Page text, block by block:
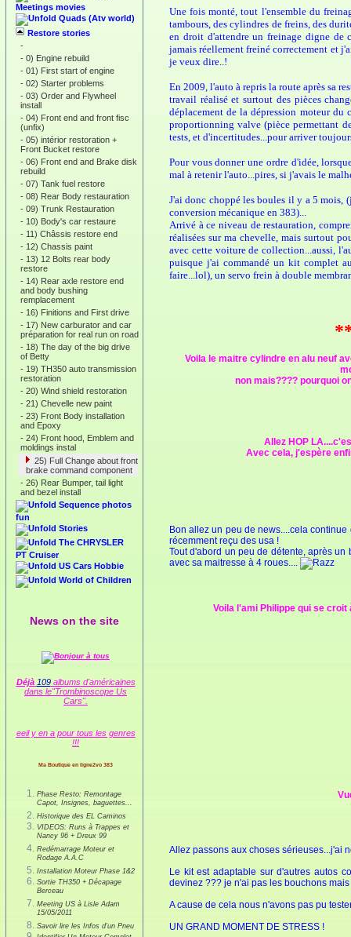
Meetings movies
Quads (Atv world)
Restore stories
-
- 0) Engine rebuild
- 01) First start of engine
- 02) Starter problems
- 03) Order and Flywheel
install
- 04) Front end and front fisc
(unfix)
- 05) intérior restoration +
Front Bucket restore
- 06) Front end and Brake disk
rebuild
- 07) Tank fuel restore
- 08) Rear Body restauration
- 09) Trunk Restauration
- 10) Body's car restaure
- 11) Châssis restore end
- 12) Chassis paint
- 13) 12 Bolts rear body
restore
- 14) Rear axle restore end
and body bushing
remplacement
- 16) Finitions and First drive
- 17) New carburator and car
préparation for real run on road
- 18) The day of the big drive
of Betty
- 19) TH350 auto transmission
restoration
- 20) Wind shield restoration
- 21) Chevelle new paint
- 23) Front Body installation
and Epoxy
- 24) Front hood, Emblem and
moldings instal
25) Full Change about front
brake command component
- 26) Rear Bumper, tail light
and bezel install
Sequence photos
fun
Stories
The CHRYSLER
PT Cruiser
US Cars Hobbie
World of Children
News on the site
Déjà 109albums d'américaines
dans le"Trombinoscope Us
Cars".
eeil y en a pour tous les genres
!!!
Ma Boutique en ligne2vo 383
Phase Resto: Remontage
Capot, Insignes, baguettes...
Historique des EL Caminos
VIDEOS: Runs à Trappes et
Nancy 96 + Dreux 99
Redémarrage Moteur et
Rodage A.A.C
Installation Moteur Phase 1&2
Sortie TH350 + Décapage
Berceau
Meeting US à Lisle Adam
15/05/2011
Savoir lire les Infos d'un Pneu
Une fois monté, tout l'ensemble du
tambours, des cylindres de freins, des
en droit d'attendre un freinage digne de
jamais réellement freiné correctement et
je veux dire..!
En 2009, l'auto à repris la route après sa
travail réalisé et surtout des pièces
déplacement de la dépression moteur du
proportionning valve (pièce permettant
tests, et d'incertitudes...pour arriver
Pour vous donner une ordre d'idée,
mal à retenir l'auto...pires, si j'avais le
J'ai donc choppé les boules il y a 5 mois,
conversion mécanique en 383)...
Arrivé à ce niveau de restauration,
réalisées sur ma chevelle, mais surtout
avec cette voiture de collection...aussi,
puisque j'ai commandé un kit complet
faire...lol), un servo frein à double
Voila le maitre cylindre en alu neuf
non mais???? pourquoi
Allez HOP
Avec cela, j'espère
Bon allez un peu de news....cela
récemment reçu des usa !
Tout d'abord un peu de détente, après
avec sa maitresse à 4 roues....
Voila l'ami Philippe qui se
Allez passons aux choses sérieuses...j'ai
Le kit est adaptable sur d'autres autos
devinez ??? je n'ai pas les bouchons
A cause de cela nous n'avons pas pu
UN GRAND MOMENT DE STRESS !